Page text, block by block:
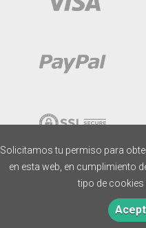
Solicitamos tu permiso para
en esta web, en cumplimiento
tipo de cookies